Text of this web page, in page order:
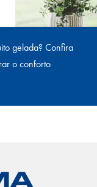
gelada? Confira
o conforto